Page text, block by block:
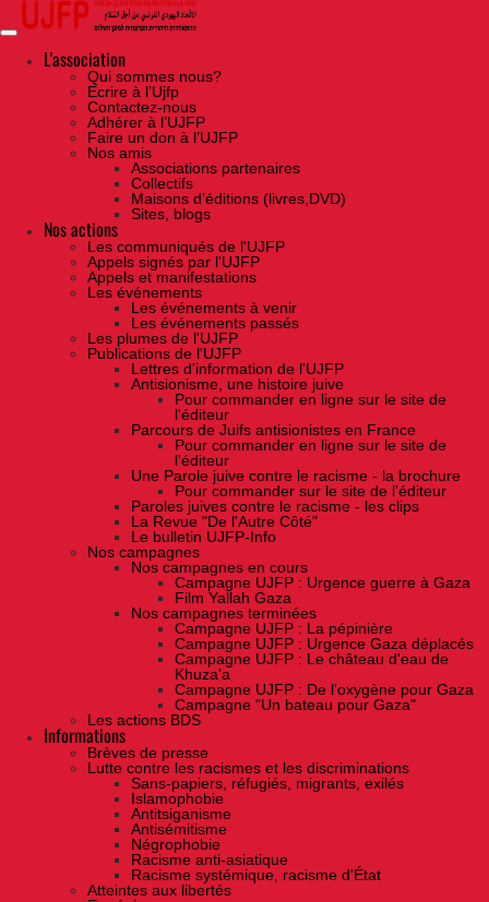
Skip
the
contentL'association
Qui sommes nous?
Ecrire à l’Ujfp
Contactez-nous
Adhérer à l’UJFP
Faire un don à l’UJFP
Nos amis
Associations partenaires
Collectifs
Maisons d’éditions (livres,DVD)
Sites, blogs
Nos actions
Les communiqués de l'UJFP
Appels signés par l'UJFP
Appels et manifestations
Les événements
Les événements à venir
Les événements passés
Les plumes de l'UJFP
Publications de l'UJFP
Lettres d'information de l'UJFP
Antisionisme, une histoire juive
Pour commander en ligne sur le site de
l'éditeur
Parcours de Juifs antisionistes en France
Pour commander en ligne sur le site de
l'éditeur
Une Parole juive contre le racisme - la brochure
Pour commander sur le site de l'éditeur
Paroles juives contre le racisme - les clips
La Revue "De l'Autre Côté"
Le bulletin UJFP-Info
Nos campagnes
Nos campagnes en cours
Campagne UJFP : Urgence guerre à Gaza
Film Yallah Gaza
Nos campagnes terminées
Campagne UJFP : La pépinière
Campagne UJFP : Urgence Gaza déplacés
Campagne UJFP : Le château d'eau de
Khuza'a
Campagne UJFP : De l'oxygène pour Gaza
Campagne "Un bateau pour Gaza"
Les actions BDS
Informations
Brèves de presse
Lutte contre les racismes et les discriminations
Sans-papiers, réfugiés, migrants, exilés
Islamophobie
Antitsiganisme
Antisémitisme
Négrophobie
Racisme anti-asiatique
Racisme systémique, racisme d'État
Atteintes aux libertés